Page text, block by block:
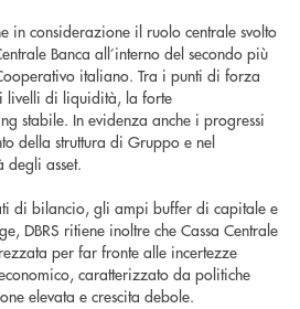
in considerazione il ruolo centrale svolto
Banca all’interno del secondo più
italiano. Tra i punti di forza
livelli di liquidità, la forte
stabile. In evidenza anche i progressi
della struttura di Gruppo e nel
asset.
di bilancio, gli ampi buffer di capitale e
DBRS ritiene inoltre che Cassa Centrale
per far fronte alle incertezze
caratterizzato da politiche
elevata e crescita debole.